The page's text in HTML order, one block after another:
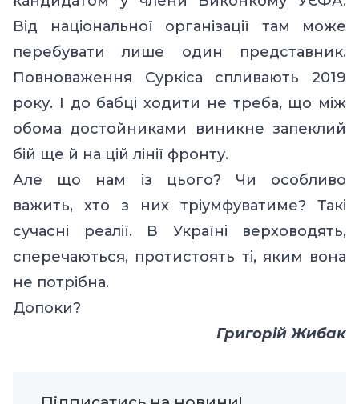
Від національної організації там може
перебувати лише один представник.
Повноваження Суркіса спливають 2019
року. І до бабці ходити не треба, що між
обома достойниками виникне запеклий
бій ще й на цій лінії фронту.
Але що нам із цього? Чи особливо
важить, хто з них тріумфуватиме? Такі
сучасні реалії. В Україні верховодять,
сперечаються, протистоять ті, яким вона
не потрібна.
Допоки?
Григорій Жибак